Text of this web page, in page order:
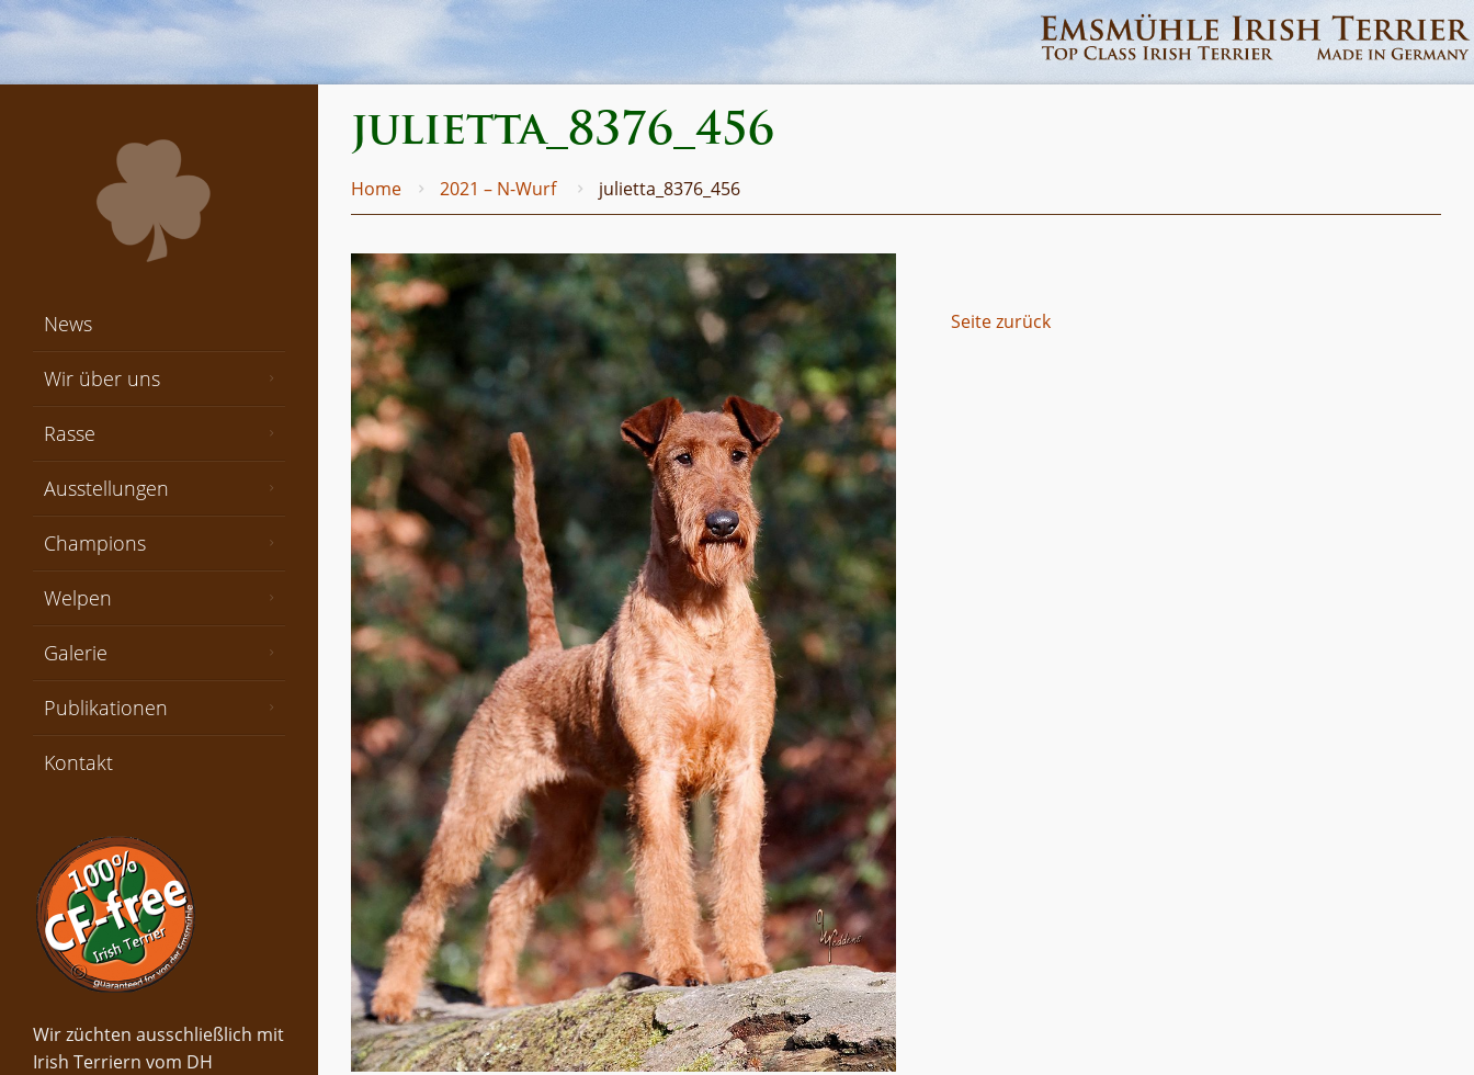
News
Wir über uns
Rasse
Ausstellungen
Champions
Welpen
Galerie
Publikationen
Kontakt
Wir züchten ausschließlich mit
Irish Terriern vom DH
julietta_8376_456
Home 2021 – N-Wurf julietta_8376_456
Seite zurück